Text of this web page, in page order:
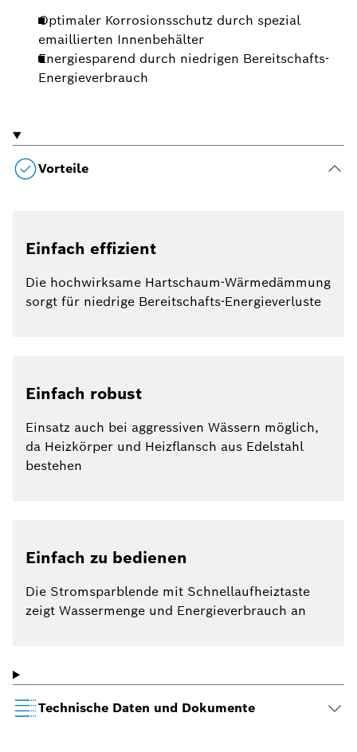
Optimaler Korrosionsschutz durch spezial
emaillierten Innenbehälter
Energiesparend durch niedrigen Bereitschafts-
Energieverbrauch
Vorteile
Einfach effizient
Die hochwirksame Hartschaum-Wärmedämmung
sorgt für niedrige Bereitschafts-Energieverluste
Einfach robust
Einsatz auch bei aggressiven Wässern möglich,
da Heizkörper und Heizflansch aus Edelstahl
bestehen
Einfach zu bedienen
Die Stromsparblende mit Schnellaufheiztaste
zeigt Wassermenge und Energieverbrauch an
Technische Daten und Dokumente